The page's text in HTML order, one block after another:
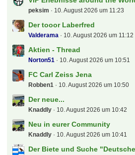
Letzte Beiträge
VIP Erlebnisse around the World
peksim 10. August 2026 um 11:23
Der tooor Laberfred
Valderama 10. August 2026 um 11:12
Aktien - Thread
Norton51 10. August 2026 um 10:51
FC Carl Zeiss Jena
Robben1 10. August 2026 um 10:50
Der neue...